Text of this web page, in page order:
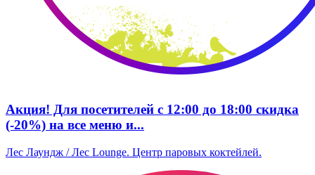
Акция! Для посетителей с 12:00 до 18:00 скидка
(-20%) на все меню и...
Лес Лаундж / Лес Lounge. Центр паровых коктейлей.